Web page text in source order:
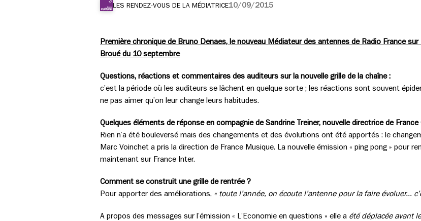
LES RENDEZ-VOUS DE LA MÉDIATRICE10/09/2015
Première chronique de Bruno Denaes, le nouveau Médiateur des antennes de Radio France
Broué du 10 septembre
Questions, réactions et commentaires des auditeurs sur la nouvelle grille de la chaîne :
c’est la période où les auditeurs se lâchent en quelque sorte ; les réactions sont souvent
ne pas aimer qu’on leur change leurs habitudes.
Quelques éléments de réponse en compagnie de Sandrine Treiner, nouvelle directrice de France
Rien n’a été bouleversé mais des changements et des évolutions ont été apportés : le
Marc Voinchet a pris la direction de France Musique. La nouvelle émission « ping pong » pour
maintenant sur France Inter.
Comment se construit une grille de rentrée ?
Pour apporter des améliorations, « toute l’année, on écoute l’antenne pour la faire évoluer…
A propos des messages sur l’émission « L’Economie en questions » elle a été déplacée avant